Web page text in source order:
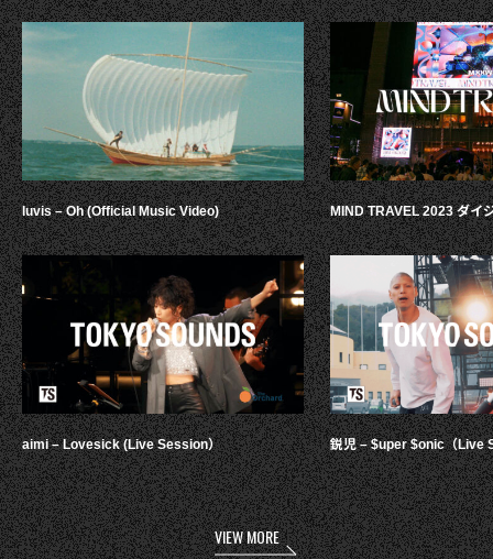
luvis – Oh (Official Music Video)
aimi – Lovesick (Live Session）
MIND TRAVEL 2023 ダイ
鋭児 – $uper $onic（Live
VIEW MORE